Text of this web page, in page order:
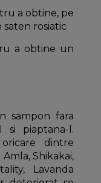
a obtine, pe
rosiatic
a obtine un
sampon fara
si piaptana-l.
dintre
Shikakai,
Lavanda